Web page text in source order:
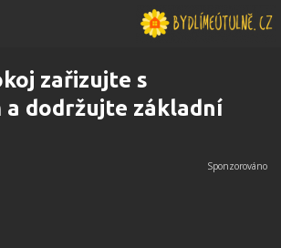
zařizujte s
a dodržujte základní